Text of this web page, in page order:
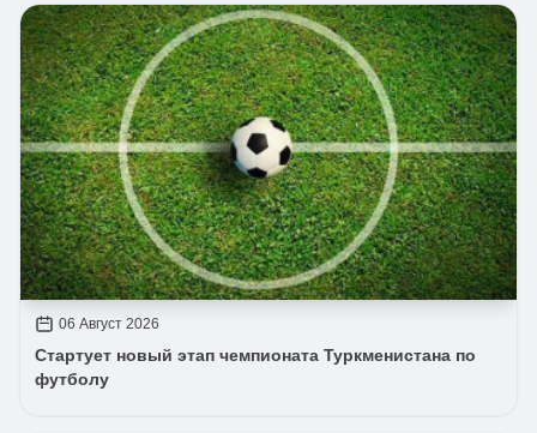
06 Август 2026
Стартует новый этап чемпионата Туркменистана по
футболу